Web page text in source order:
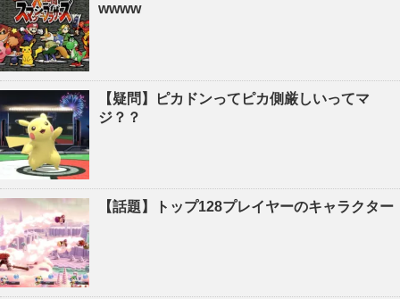
wwww
【疑問】ピカドンってピカ側厳しいってマ
ジ？？
【話題】トップ128プレイヤーのキャラクター